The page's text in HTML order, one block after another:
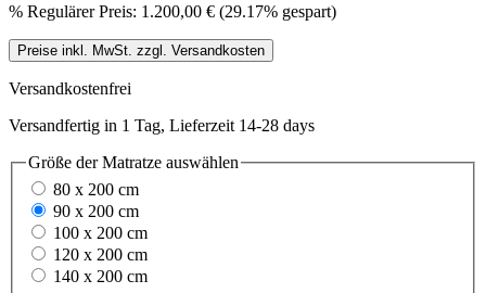
% Regulärer Preis: 1.200,00 € (29.17% gespart)
Preise inkl. MwSt. zzgl. Versandkosten
Versandkostenfrei
Versandfertig in 1 Tag, Lieferzeit 14-28 days
Größe der Matratze auswählen
80 x 200 cm
90 x 200 cm
100 x 200 cm
120 x 200 cm
140 x 200 cm